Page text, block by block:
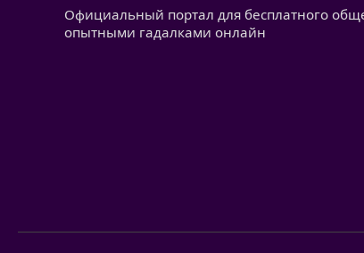
Официальный портал для бесплатного
опытными гадалками онлайн